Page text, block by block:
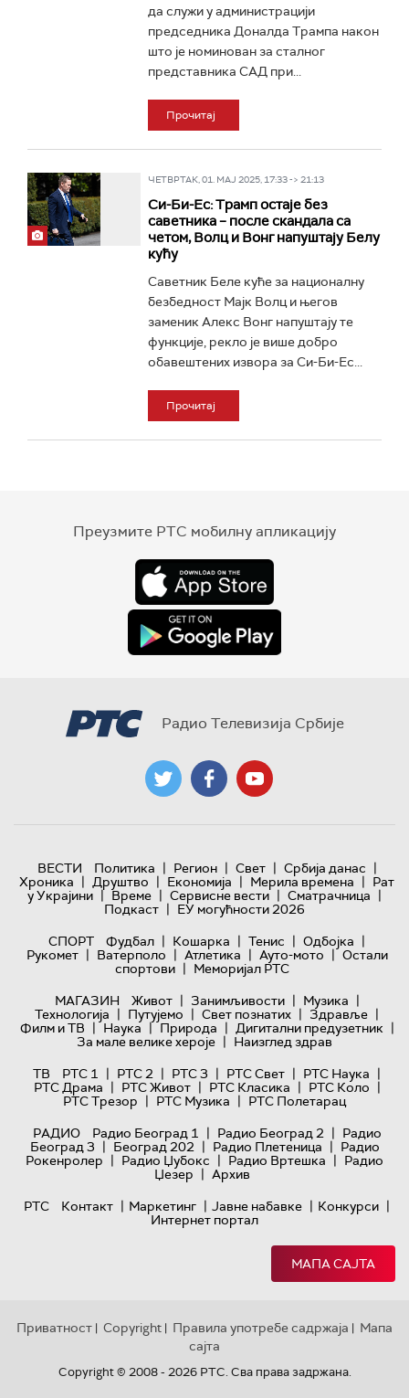
да служи у администрацији
председника Доналда Трампа након
што је номинован за сталног
представника САД при...
Прочитај
ЧЕТВРТАК, 01. МАЈ 2025, 17:33 -> 21:13
Си-Би-Ес: Трамп остаје без
саветника – после скандала са
четом, Волц и Вонг напуштају Белу
кућу
Саветник Беле куће за националну
безбедност Мајк Волц и његов
заменик Алекс Вонг напуштају те
функције, рекло је више добро
обавештених извора за Си-Би-Ес...
Прочитај
Преузмите РТС мобилну апликацију
Радио Телевизија Србије
ВЕСТИ Политика | Регион | Свет | Србија данас |
Хроника | Друштво | Економија | Мерила времена | Рат
у Украјини | Време | Сервисне вести | Сматрачница |
Подкаст | ЕУ могућности 2026
СПОРТ
Фудбал | Кошарка | Тенис | Одбојка |
Рукомет | Ватерполо | Атлетика | Ауто-мото | Остали
спортови | Меморијал РТС
МАГАЗИН
Живот | Занимљивости | Музика |
Технологијa | Путујемо | Свет познатих | Здравље |
Филм и ТВ | Наука | Природа | Дигитални предузетник |
За мале велике хероје | Наизглед здрав
ТВ
РТС 1 | РТС 2 | РТС 3 | РТС Свет | РТС Наука |
РТС Драма | РТС Живот | РТС Класика | РТС Коло |
РТС Трезор | РТС Музика | РТС Полетарац
РАДИО
Радио Београд 1 | Радио Београд 2 | Радио
Београд 3 | Београд 202 | Радио Плетеница | Радио
Рокенролер | Радио Џубокс | Радио Вртешка | Радио
Џезер | Архив
РТС
Контакт | Маркетинг | Јавне набавке | Конкурси |
Интернет портал
МАПА САЈТА
Приватност | Copyright | Правила употребе садржаја | Мапа
сајта
Copyright © 2008 - 2026 РТС. Сва права задржана.